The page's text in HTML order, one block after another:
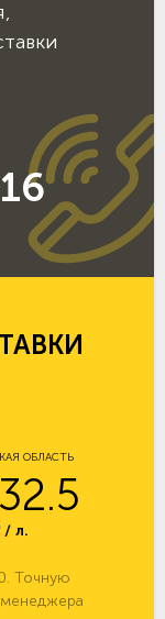
ОБЛАСТЬ
/ л.
Точную
менеджера